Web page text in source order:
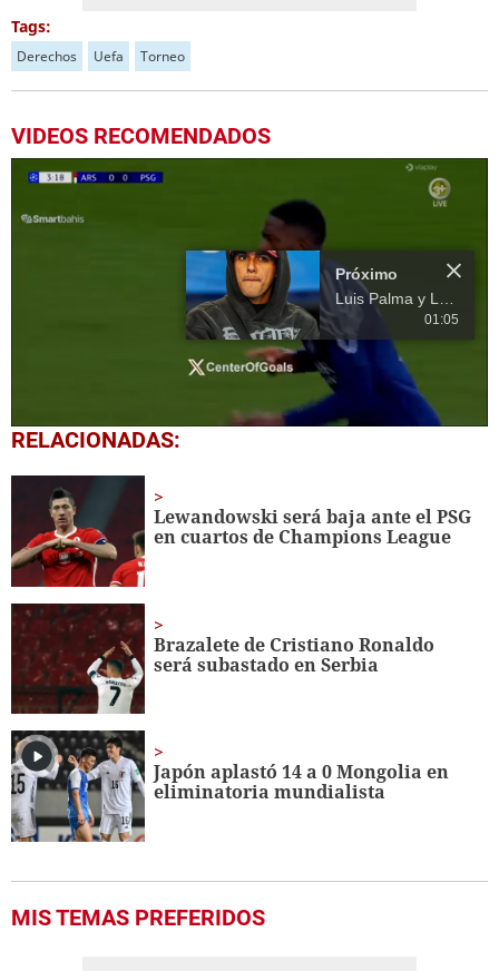
Tags:
Derechos Uefa Torneo
VIDEOS RECOMENDADOS
0
seconds
seconds
Próximo
01:05
RELACIONADAS:
Lewandowski será baja ante el PSG
en cuartos de Champions League
Brazalete de Cristiano Ronaldo
será subastado en Serbia
Japón aplastó 14 a 0 Mongolia en
eliminatoria mundialista
MIS TEMAS PREFERIDOS